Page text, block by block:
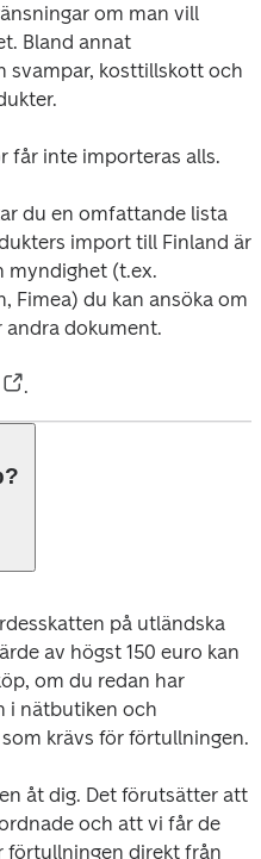
om man vill
Bland annat
svampar, kosttillskott och
får inte importeras alls.
du en omfattande lista
import till Finland är
myndighet (t.ex.
Fimea) du kan ansöka om
dokument.
.
på utländska
av högst 150 euro kan
om du redan har
i nätbutiken och
krävs för förtullningen.
åt dig. Det förutsätter att
och att vi får de
förtullningen direkt från